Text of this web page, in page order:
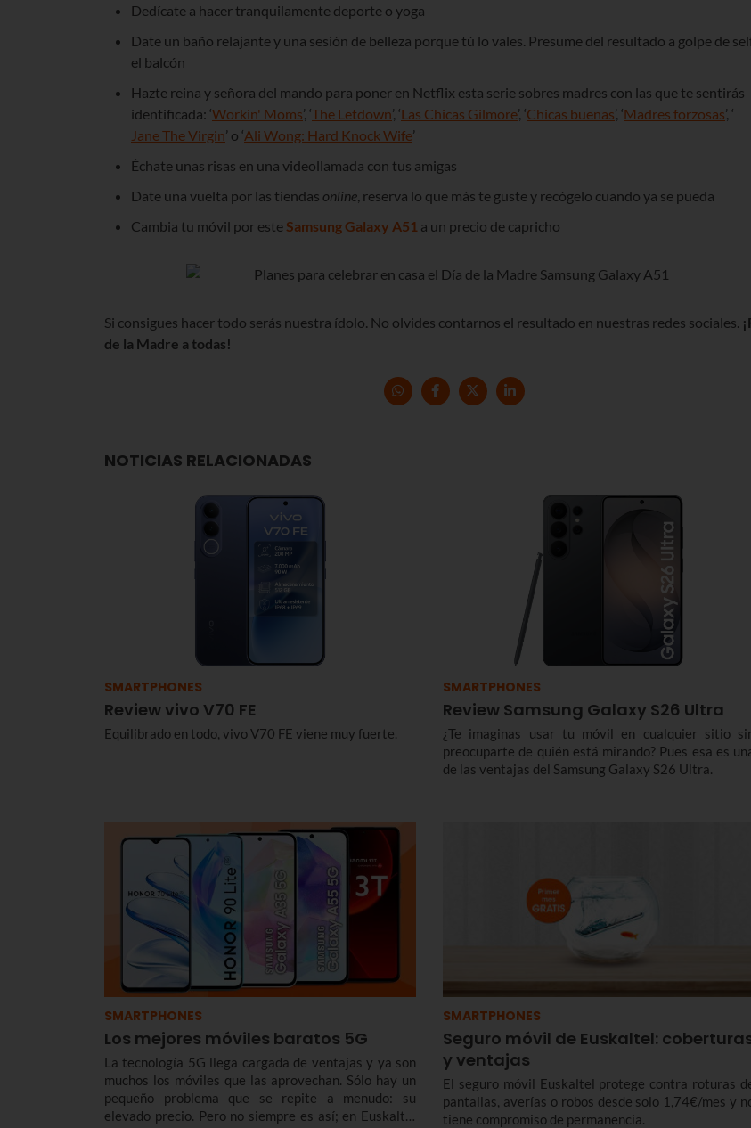
Dedícate a hacer tranquilamente deporte o yoga
Date un baño relajante y una sesión de belleza porque tú lo vales. Presume del resultado a golpe de
el balcón
Hazte reina y señora del mando para poner en Netflix esta serie sobres madres con las que te sentirás
identificada: ‘Workin' Moms’, ‘The Letdown’, ‘Las Chicas Gilmore’, ‘Chicas buenas’, ‘Madres forzosas’, ‘
Jane The Virgin’ o ‘Ali Wong: Hard Knock Wife’
Échate unas risas en una videollamada con tus amigas
Date una vuelta por las tiendas online , reserva lo que más te guste y recógelo cuando ya se pueda
Cambia tu móvil por este Samsung Galaxy A51 a un precio de capricho
Si consigues hacer todo serás nuestra ídolo. No olvides contarnos el resultado en nuestras redes sociales.
de la Madre a todas!
NOTICIAS RELACIONADAS
SMARTPHONES
Review vivo V70 FE
Equilibrado en todo, vivo V70 FE viene muy fuerte.
SMARTPHONES
Review Samsung Galaxy S26 Ultra
¿Te imaginas usar tu móvil en cualquier sitio
preocuparte de quién está mirando? Pues esa es
de las ventajas del Samsung Galaxy S26 Ultra.
SMARTPHONES
Los mejores móviles baratos 5G
La tecnología 5G llega cargada de ventajas y ya son
muchos los móviles que las aprovechan. Sólo hay un
pequeño problema que se repite a menudo: su
elevado precio. Pero no siempre es así; en Euskaltel
SMARTPHONES
Seguro móvil de Euskaltel:
y ventajas
El seguro móvil Euskaltel protege contra roturas
pantallas, averías o robos desde solo 1,74€/mes y
tiene compromiso de permanencia.